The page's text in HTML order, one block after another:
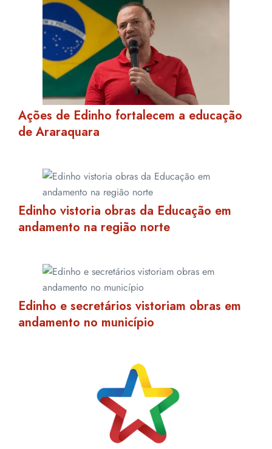
Ações de Edinho fortalecem a educação
de Araraquara
Edinho vistoria obras da Educação em
andamento na região norte
Edinho e secretários vistoriam obras em
andamento no município